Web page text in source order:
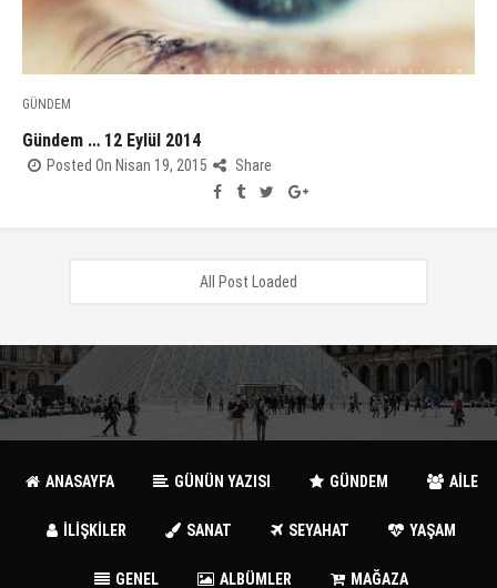
GÜNDEM
Gündem … 12 Eylül 2014
Posted On Nisan 19, 2015 Share
All Post Loaded
ANASAYFA GÜNÜN YAZISI GÜNDEM AİLE
İLİŞKİLER SANAT SEYAHAT YAŞAM
GENEL ALBÜMLER MAĞAZA